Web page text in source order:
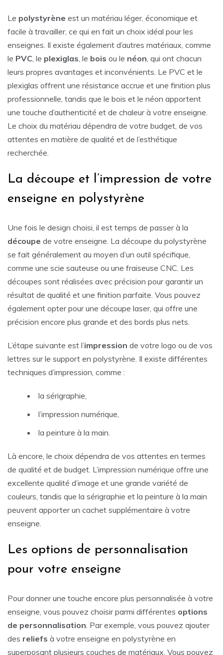
Le polystyrène est un matériau léger, économique et
facile à travailler, ce qui en fait un choix idéal pour les
enseignes. Il existe également d’autres matériaux, comme
le PVC , le plexiglas , le bois ou le néon , qui ont chacun
leurs propres avantages et inconvénients. Le PVC et le
plexiglas offrent une résistance accrue et une finition plus
professionnelle, tandis que le bois et le néon apportent
une touche d’authenticité et de chaleur à votre enseigne.
Le choix du matériau dépendra de votre budget, de vos
attentes en matière de qualité et de l’esthétique
recherchée.
La découpe et l’impression de votre
enseigne en polystyrène
Une fois le design choisi, il est temps de passer à la
découpe de votre enseigne. La découpe du polystyrène
se fait généralement au moyen d’un outil spécifique,
comme une scie sauteuse ou une fraiseuse CNC. Les
découpes sont réalisées avec précision pour garantir un
résultat de qualité et une finition parfaite. Vous pouvez
également opter pour une découpe laser, qui offre une
précision encore plus grande et des bords plus nets.
L’étape suivante est l’impression de votre logo ou de vos
lettres sur le support en polystyrène. Il existe différentes
techniques d’impression, comme :
la sérigraphie,
l’impression numérique,
la peinture à la main.
Là encore, le choix dépendra de vos attentes en termes
de qualité et de budget. L’impression numérique offre une
excellente qualité d’image et une grande variété de
couleurs, tandis que la sérigraphie et la peinture à la main
peuvent apporter un cachet supplémentaire à votre
enseigne.
Les options de personnalisation
pour votre enseigne
Pour donner une touche encore plus personnalisée à votre
enseigne, vous pouvez choisir parmi différentes options
de personnalisation . Par exemple, vous pouvez ajouter
des reliefs à votre enseigne en polystyrène en
superposant plusieurs couches de matériaux. Vous pouvez